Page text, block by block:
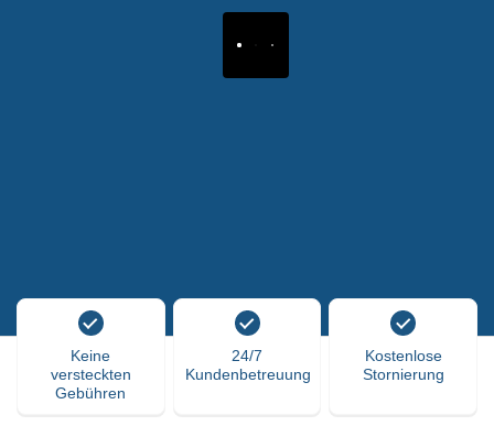
Keine
versteckten
Gebühren
24/7
Kundenbetreuung
Kostenlose
Stornierung